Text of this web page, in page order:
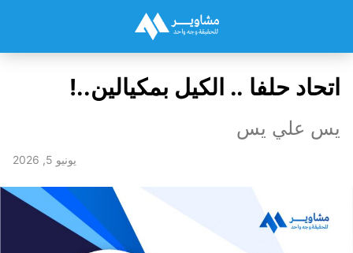
اتحاد حلفا .. الكيل بمكيالين..!
يس علي يس
يونيو 5, 2026